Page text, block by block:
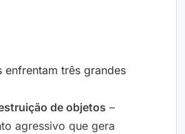
enfrentam três grandes
de objetos –
agressivo que gera